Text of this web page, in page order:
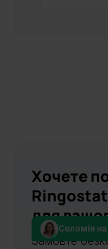
Хочете
для
Замовте
Соломія на